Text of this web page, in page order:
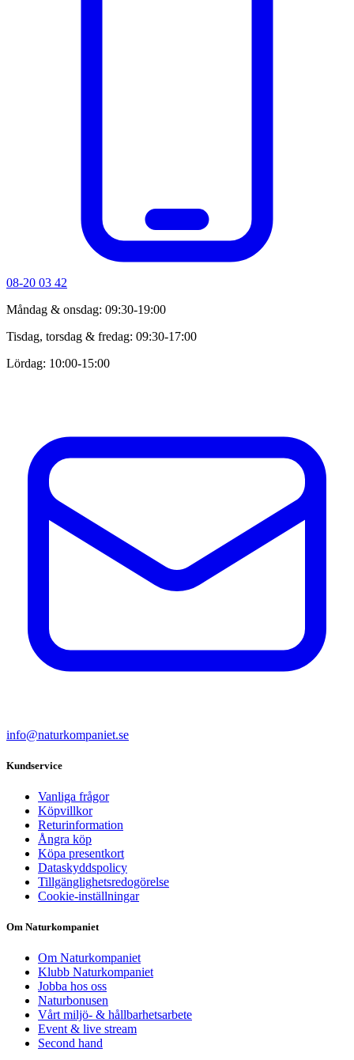
08-20 03 42
Måndag & onsdag: 09:30-19:00
Tisdag, torsdag & fredag: 09:30-17:00
Lördag: 10:00-15:00
info@naturkompaniet.se
Kundservice
Vanliga frågor
Köpvillkor
Returinformation
Ångra köp
Köpa presentkort
Dataskyddspolicy
Tillgänglighetsredogörelse
Cookie-inställningar
Om Naturkompaniet
Om Naturkompaniet
Klubb Naturkompaniet
Jobba hos oss
Naturbonusen
Vårt miljö- & hållbarhetsarbete
Event & live stream
Second hand